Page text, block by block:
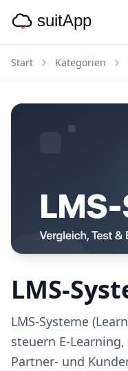
Start Kategorien
LMS-
LMS-Systeme
steuern E-
Partner- und